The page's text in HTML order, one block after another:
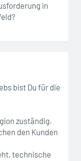
in
bist Du für die
zuständig.
den Kunden
technische